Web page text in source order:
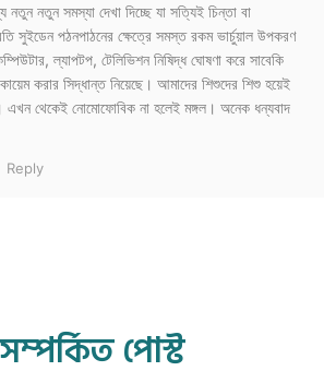
নতুন নতুন সমস্যা দেখা দিচ্ছে যা সত্যিই চিন্তা বা
সুইডেন পঠনপাঠনের ক্ষেত্রে সমস্ত রকম ভার্চুয়াল উপকরণ
ল্যাপটপ, টেলিভিশন নিষিদ্ধ ঘোষণা করে সাবেকি
করার সিদ্ধান্ত নিয়েছে। আমাদের শিশুদের শিশু হয়েই
এখন থেকেই নোমোফোবিক না হলেই মঙ্গল। অনেক ধন্যবাদ
Reply
সম্পর্কিত পোস্ট